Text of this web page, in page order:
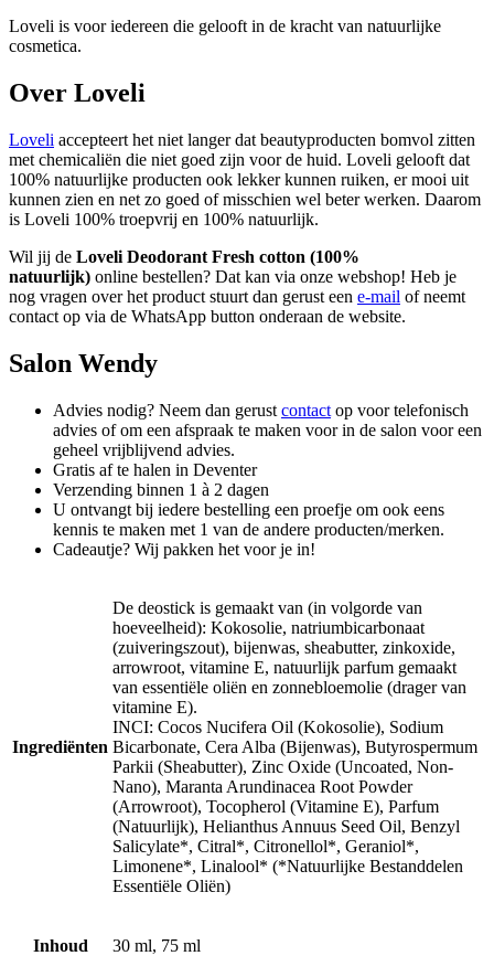
Loveli is voor iedereen die gelooft in de kracht van natuurlijke
cosmetica.
Over Loveli
Loveli accepteert het niet langer dat beautyproducten bomvol zitten
met chemicaliën die niet goed zijn voor de huid. Loveli gelooft dat
100% natuurlijke producten ook lekker kunnen ruiken, er mooi uit
kunnen zien en net zo goed of misschien wel beter werken. Daarom
is Loveli 100% troepvrij en 100% natuurlijk.
Wil jij de Loveli Deodorant Fresh cotton (100%
natuurlijk) online bestellen? Dat kan via onze webshop! Heb je
nog vragen over het product stuurt dan gerust een e-mail of neemt
contact op via de WhatsApp button onderaan de website.
Salon Wendy
Advies nodig? Neem dan gerust contact op voor telefonisch
advies of om een afspraak te maken voor in de salon voor een
geheel vrijblijvend advies.
Gratis af te halen in Deventer
Verzending binnen 1 à 2 dagen
U ontvangt bij iedere bestelling een proefje om ook eens
kennis te maken met 1 van de andere producten/merken.
Cadeautje? Wij pakken het voor je in!
Ingrediënten
De deostick is gemaakt van (in volgorde van
hoeveelheid): Kokosolie, natriumbicarbonaat
(zuiveringszout), bijenwas, sheabutter, zinkoxide,
arrowroot, vitamine E, natuurlijk parfum gemaakt
van essentiële oliën en zonnebloemolie (drager van
vitamine E).
INCI: Cocos Nucifera Oil (Kokosolie), Sodium
Bicarbonate, Cera Alba (Bijenwas), Butyrospermum
Parkii (Sheabutter), Zinc Oxide (Uncoated, Non-
Nano), Maranta Arundinacea Root Powder
(Arrowroot), Tocopherol (Vitamine E), Parfum
(Natuurlijk), Helianthus Annuus Seed Oil, Benzyl
Salicylate*, Citral*, Citronellol*, Geraniol*,
Limonene*, Linalool* (*Natuurlijke Bestanddelen
Essentiële Oliën)
Inhoud 30 ml, 75 ml